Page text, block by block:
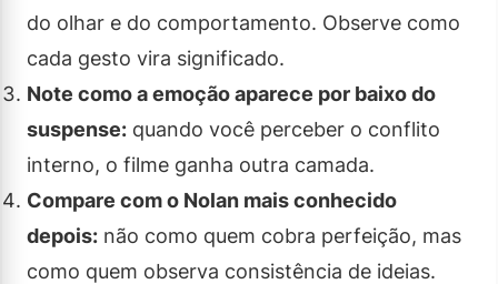
do olhar e do comportamento. Observe como
cada gesto vira significado.
Note como a emoção aparece por baixo do
suspense: quando você perceber o conflito
interno, o filme ganha outra camada.
Compare com o Nolan mais conhecido
depois: não como quem cobra perfeição, mas
como quem observa consistência de ideias.